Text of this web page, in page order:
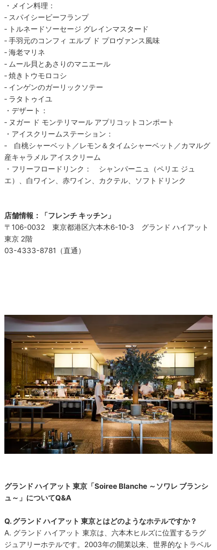
・メイン料理：
‐ スパイシービーフランプ
‐ トルネードソーセージ グレインマスタード
‐ 手羽元のコンフィ エルブ ド プロヴァンス風味
‐ 海老マリネ
‐ ムール貝とあさりのマニエール
‐ 焼きトウモロコシ
‐ インゲンのガーリックソテー
‐ ラタトゥイユ
・デザート：
‐ ヌガー ド モンテリマール アプリコットコンポート
・アイスクリームステーション：
‐ 白桃シャーベット／レモン＆タイムシャーベット／カマルグ
産キャラメル アイスクリーム
・フリーフロードリンク： シャンパーニュ（ペリエ ジュ
エ）、白ワイン、赤ワイン、カクテル、ソフトドリンク
店舗情報：「フレンチ キッチン」
〒106-0032 東京都港区六本木6-10-3 グランド ハイアット
東京 2階
03-4333-8781（直通）
グランド ハイアット 東京「Soiree Blanche ～ソワレ ブランシ
ュ～」についてQ&A
Q. グランド ハイアット 東京とはどのようなホテルですか？
A. グランド ハイアット 東京は、六本木ヒルズに位置するラグ
ジュアリーホテルです。2003年の開業以来、世界的なトラベル